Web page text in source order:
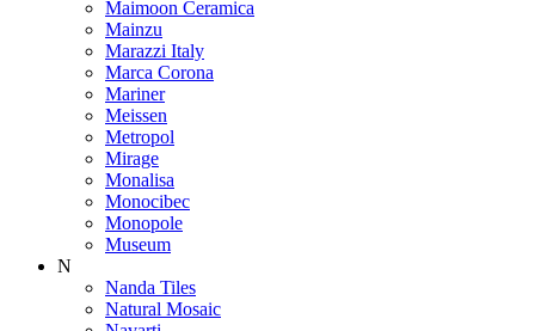
Maimoon Ceramica
Mainzu
Marazzi Italy
Marca Corona
Mariner
Meissen
Metropol
Mirage
Monalisa
Monocibec
Monopole
Museum
N
Nanda Tiles
Natural Mosaic